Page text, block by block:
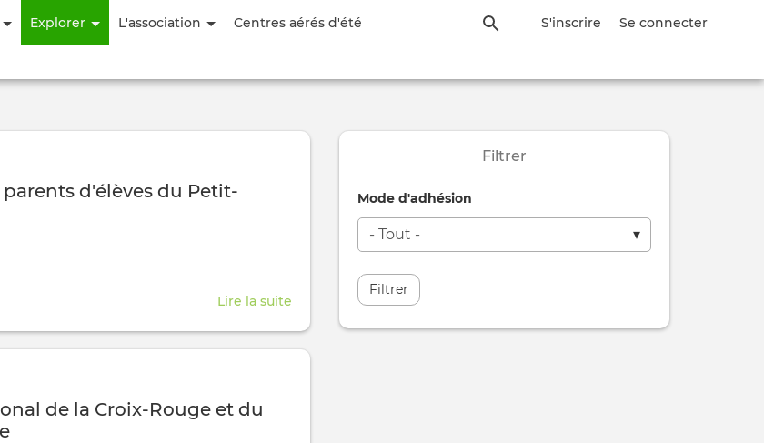
Aller
principal
S'inscrire Se connecter
Explorer L'association Centres aérés d'été
Filtrer
Mode d'adhésion
Filtrer
d'élèves du Petit-
Lire la suite
Association
des
de la Croix-Rouge et du